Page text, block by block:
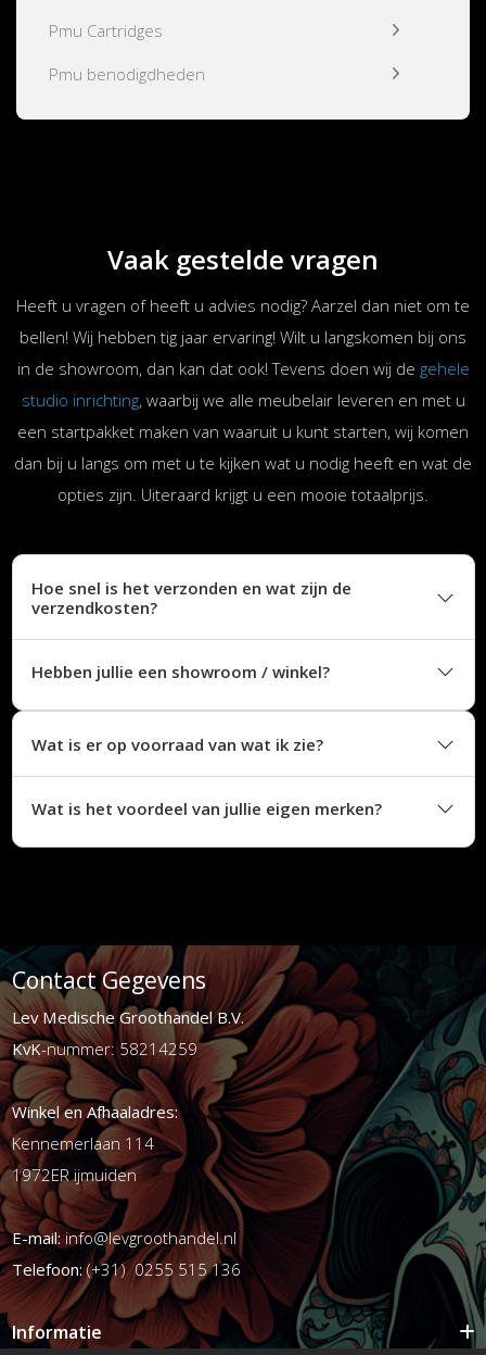
Pmu Cartridges
Pmu benodigdheden
Vaak gestelde vragen
Heeft u vragen of heeft u advies nodig? Aarzel dan niet om te
bellen! Wij hebben tig jaar ervaring! Wilt u langskomen bij ons
in de showroom, dan kan dat ook! Tevens doen wij de gehele
studio inrichting, waarbij we alle meubelair leveren en met u
een startpakket maken van waaruit u kunt starten, wij komen
dan bij u langs om met u te kijken wat u nodig heeft en wat de
opties zijn. Uiteraard krijgt u een mooie totaalprijs.
Hoe snel is het verzonden en wat zijn de
verzendkosten?
Hebben jullie een showroom / winkel?
Wat is er op voorraad van wat ik zie?
Wat is het voordeel van jullie eigen merken?
Contact Gegevens
Lev Medische Groothandel B.V.
KvK-nummer: 58214259
Winkel en Afhaaladres:
Kennemerlaan 114
1972ER ijmuiden
E-mail:info@levgroothandel.nl
Telefoon:(+31) 0255 515 136
Informatie